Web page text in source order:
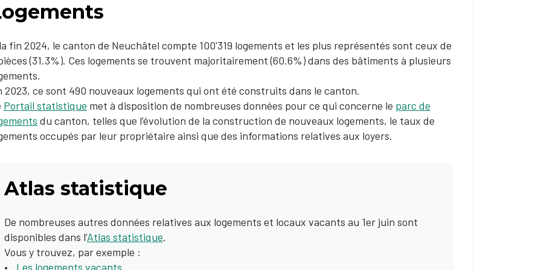
fin 2024, le canton de Neuchâtel compte 100'319 logements et les plus représentés sont ceux de
(31.3%). Ces logements se trouvent majoritairement (60.6%) dans des bâtiments à plusieurs
2023, ce sont 490 nouveaux logements qui ont été construits dans le canton.
Portail statistique met à disposition de nombreuses données pour ce qui concerne le parc de
du canton, telles que l’évolution de la construction de nouveaux logements, le taux de
occupés par leur propriétaire ainsi que des informations relatives aux loyers.
Atlas statistique
De nombreuses autres données relatives aux logements et locaux vacants au 1er juin sont
disponibles dans l’Atlas statistique.
Vous y trouvez, par exemple :
Les logements vacants